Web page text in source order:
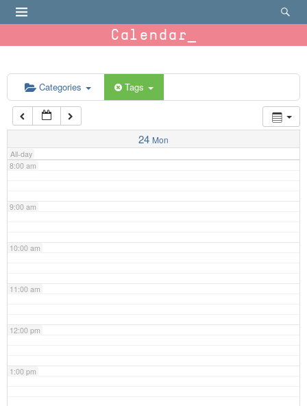
Calendar
Categories Tags
24 Mon
All-day
6:00 am
7:00 am
8:00 am
9:00 am
10:00 am
11:00 am
12:00 pm
1:00 pm